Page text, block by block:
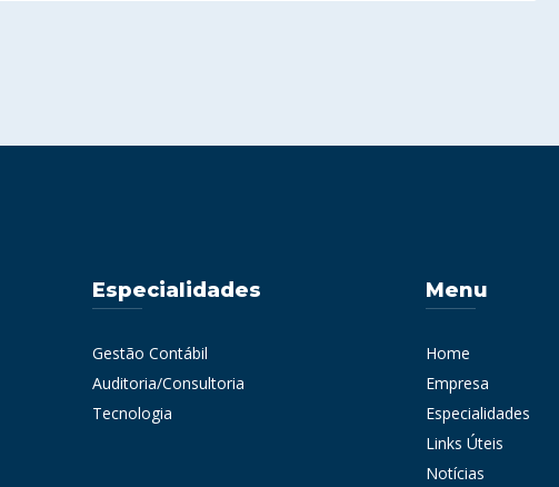
Especialidades
Gestão Contábil
Auditoria/Consultoria
Tecnologia
Menu
Home
Empresa
Especialidades
Links Úteis
Notícias